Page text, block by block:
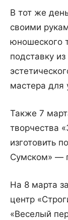
В тот же
своими
юношеского
подставку
мастера для
Также 7
творчества
изготовить
Сумском» —
На 8 марта
центр
«Веселый